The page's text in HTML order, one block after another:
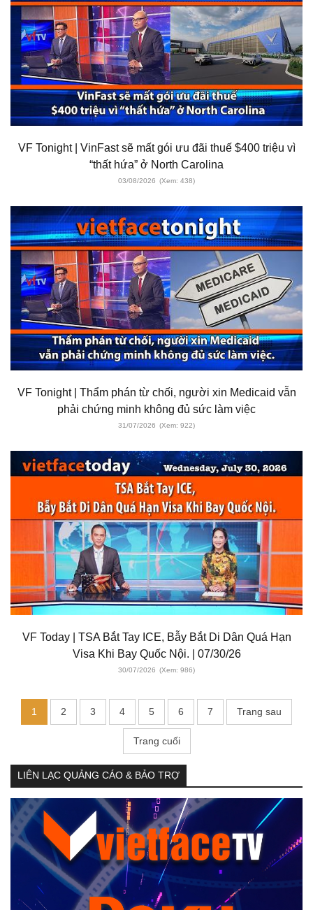
VF Tonight | VinFast sẽ mất gói ưu đãi thuế $400 triệu vì
“thất hứa” ở North Carolina
03/08/2026 (Xem: 438)
VF Tonight | Thẩm phán từ chối, người xin Medicaid vẫn
phải chứng minh không đủ sức làm việc
31/07/2026 (Xem: 922)
VF Today | TSA Bắt Tay ICE, Bẫy Bắt Di Dân Quá Hạn
Visa Khi Bay Quốc Nội. | 07/30/26
30/07/2026 (Xem: 986)
1 2 3 4 5 6 7 Trang sau
Trang cuối
LIÊN LẠC QUẢNG CÁO & BẢO TRỢ